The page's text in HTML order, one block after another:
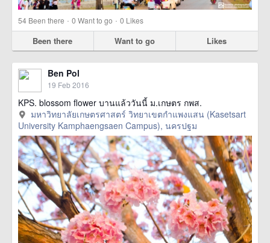
54 Been there · 0 Want to go · 0 Likes
Been there Want to go Likes
Ben Pol
19 Feb 2016
KPS. blossom flower บานแล้ววันนี้ ม.เกษตร กพส.
มหาวิทยาลัยเกษตรศาสตร์ วิทยาเขตกำแพงแสน (Kasetsart
University Kamphaengsaen Campus), นครปฐม